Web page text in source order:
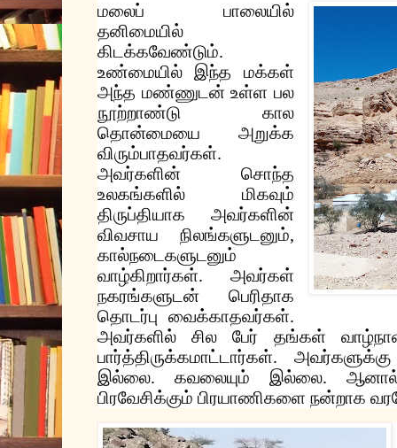
மலைப்
பாலையில்
தனிமையில்
கிடக்கவேண்டும்.
உண்மையில்
இந்த
மக்கள்
அந்த மண்ணுடன் உள்ள பல
நூற்றாண்டு
கால
தொன்மையை
அறுக்க
விரும்பாதவர்கள்.
அவர்களின்
சொந்த
உலகங்களில்
மிகவும்
திருப்தியாக
அவர்களின்
விவசாய
நிலங்களுடனும்,
கால்நடைகளுடனும்
வாழ்கிறார்கள். அவர்கள்
நகரங்களுடன்
பெரிதாக
தொடர்பு வைக்காதவர்கள்.
அவர்களில்
சில பேர் தங்கள்
பார்த்திருக்கமாட்டார்கள். அவர்களுக்கு
இல்லை. கவலையும் இல்லை.
பிரவேசிக்கும் பிரயாணிகளை நன்றாக